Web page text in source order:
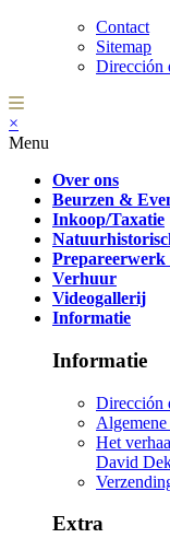
Contact
Sitemap
Dirección
×
Menu
Over ons
Beurzen &
Inkoop/Taxatie
Prepareerwerk
Verhuur
Videogallerij
Informatie
Informatie
Dirección
Het
David
Extra